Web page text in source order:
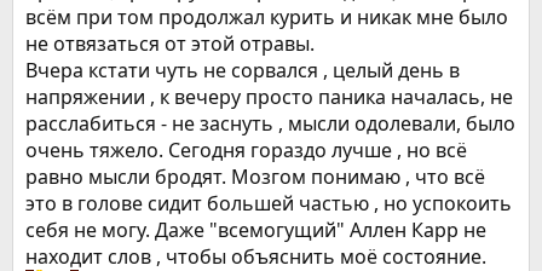
всём при том продолжал курить и никак мне было
не отвязаться от этой отравы.
Вчера кстати чуть не сорвался , целый день в
напряжении , к вечеру просто паника началась, не
расслабиться - не заснуть , мысли одолевали, было
очень тяжело. Сегодня гораздо лучше , но всё
равно мысли бродят. Мозгом понимаю , что всё
это в голове сидит большей частью , но успокоить
себя не могу. Даже "всемогущий" Аллен Карр не
находит слов , чтобы объяснить моё состояние.